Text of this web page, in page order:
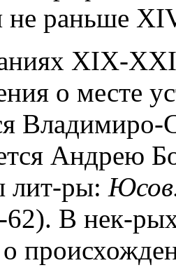
не раньше
XIX-
о месте
Владимиро-
Андрею
лит-ры:
В нек-рых
о